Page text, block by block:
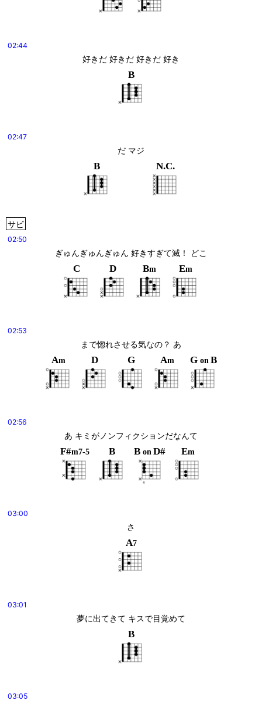
02:44
好きだ 好きだ 好きだ 好き
B
02:47
だ マジ
B N.C.
サビ
02:50
ぎゅんぎゅんぎゅん 好きすぎて滅！ どこ
C D Bm Em
02:53
まで惚れさせる気なの？ あ
Am D G Am G on B
02:56
あ キミがノンフィクションだなんて
F#m7-5 B B on D# Em
03:00
さ
A7
03:01
夢に出てきて キスで目覚めて
B
03:05